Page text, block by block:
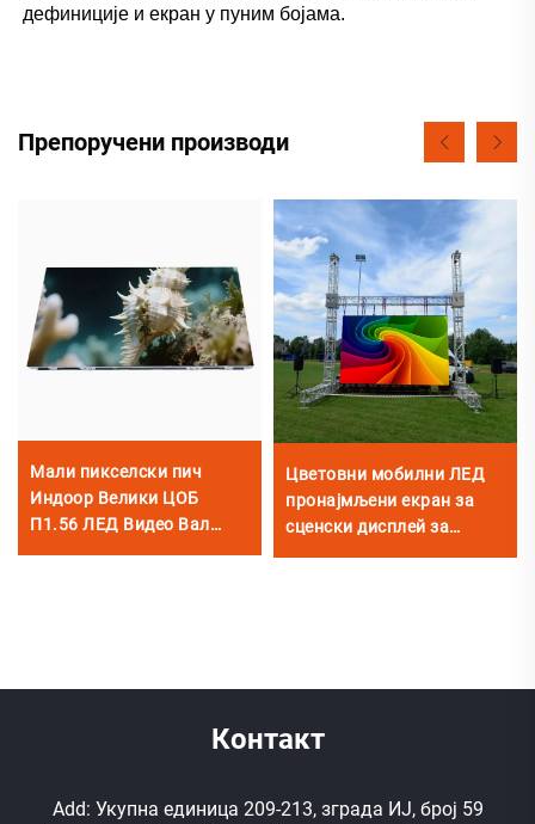
дефиниције и екран у пуним бојама.
Препоручени производи
Мали пикселски пич
Индоор Велики ЦОБ
П1.56 ЛЕД Видео Вал
Цветовни мобилни ЛЕД
пронајмљени екран за
сценски дисплей за
Контакт
Add: Укупна единица 209-213, зграда ИЈ, број 59